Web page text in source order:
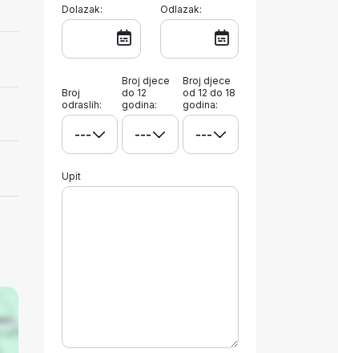
Dolazak: Odlazak:
Broj
odraslih:
Broj djece
do 12
godina:
Broj djece
od 12 do 18
godina:
Upit